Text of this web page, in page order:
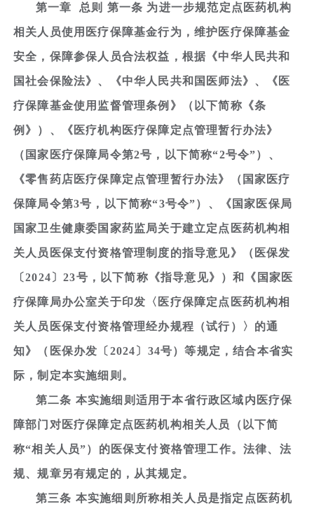
第一章 总则 第一条 为进一步规范定点医药机构
相关人员使用医疗保障基金行为，维护医疗保障基金
安全，保障参保人员合法权益，根据《中华人民共和
国社会保险法》、《中华人民共和国医师法》、《医
疗保障基金使用监督管理条例》（以下简称《条
例》）、《医疗机构医疗保障定点管理暂行办法》
（国家医疗保障局令第2号，以下简称“2号令”）、
《零售药店医疗保障定点管理暂行办法》（国家医疗
保障局令第3号，以下简称“3号令”）、《国家医保局
国家卫生健康委国家药监局关于建立定点医药机构相
关人员医保支付资格管理制度的指导意见》（医保发
〔2024〕23号，以下简称《指导意见》）和《国家医
疗保障局办公室关于印发〈医疗保障定点医药机构相
关人员医保支付资格管理经办规程（试行）〉的通
知》（医保办发〔2024〕34号）等规定，结合本省实
际，制定本实施细则。
第二条 本实施细则适用于本省行政区域内医疗保
障部门对医疗保障定点医药机构相关人员（以下简
称“相关人员”）的医保支付资格管理工作。法律、法
规、规章另有规定的，从其规定。
第三条 本实施细则所称相关人员是指定点医药机